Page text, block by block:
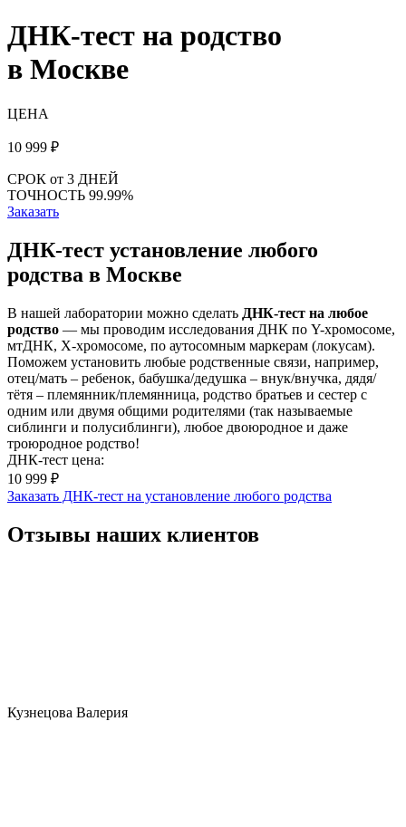
ДНК-тест на родство
в Москве
ЦЕНА
10 999 ₽
СРОК от 3 ДНЕЙ
ТОЧНОСТЬ 99.99%
Заказать
ДНК-тест установление любого
родства в Москве
В нашей лаборатории можно сделать ДНК-тест на любое
родство — мы проводим исследования ДНК по Y-хромосоме,
мтДНК, X-хромосоме, по аутосомным маркерам (локусам).
Поможем установить любые родственные связи, например,
отец/мать – ребенок, бабушка/дедушка – внук/внучка, дядя/
тётя – племянник/племянница, родство братьев и сестер с
одним или двумя общими родителями (так называемые
сиблинги и полусиблинги), любое двоюродное и даже
троюродное родство!
ДНК-тест цена:
10 999 ₽
Заказать ДНК-тест на установление любого родства
Отзывы наших клиентов
Кузнецова Валерия